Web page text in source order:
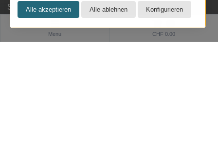
Menu CHF 0.00
Sonntag & Montag geschlossen